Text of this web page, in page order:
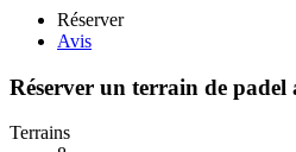
Réserver
Avis
Réserver un terrain de padel
Terrains